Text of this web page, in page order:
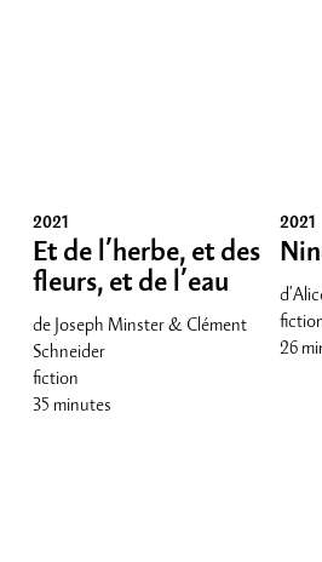
2021
Et de l’herbe, et des
fleurs, et de l’eau
de Joseph Minster & Clément
Schneider
fiction
35 minutes
2021
26